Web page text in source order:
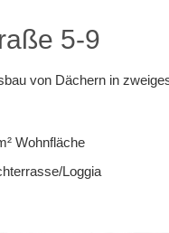
5-9
von Dächern in
Wohnfläche
Loggia